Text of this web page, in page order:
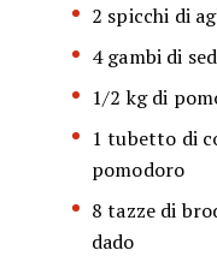
2 spicchi di
4 gambi di
1/2 kg di
1 tubetto di
pomodoro
8 tazze di
dado